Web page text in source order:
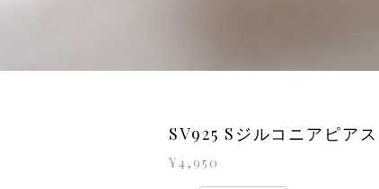
SV925 Sジルコニアピアス
¥4,950